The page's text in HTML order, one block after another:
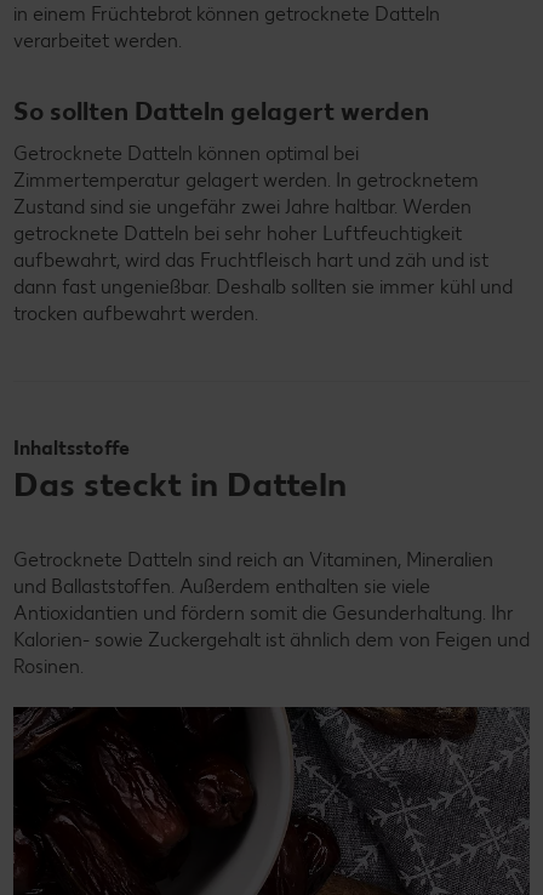
in einem Früchtebrot können getrocknete Datteln
verarbeitet werden.
So sollten Datteln gelagert werden
Getrocknete Datteln können optimal bei
Zimmertemperatur gelagert werden. In getrocknetem
Zustand sind sie ungefähr zwei Jahre haltbar. Werden
getrocknete Datteln bei sehr hoher Luftfeuchtigkeit
aufbewahrt, wird das Fruchtfleisch hart und zäh und ist
dann fast ungenießbar. Deshalb sollten sie immer kühl und
trocken aufbewahrt werden.
Inhaltsstoffe
Das steckt in Datteln
Getrocknete Datteln sind reich an Vitaminen, Mineralien
und Ballaststoffen. Außerdem enthalten sie viele
Antioxidantien und fördern somit die Gesunderhaltung. Ihr
Kalorien- sowie Zuckergehalt ist ähnlich dem von Feigen und
Rosinen.